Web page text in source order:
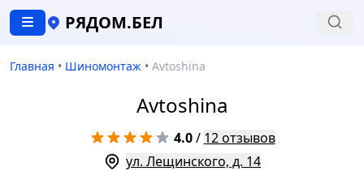
РЯДОМ.БЕЛ
Главная • Шиномонтаж • Avtoshina
Avtoshina
4.0/ 12 отзывов
ул. Лещинского, д. 14